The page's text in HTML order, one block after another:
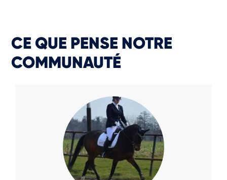
CE QUE PENSE NOTRE
COMMUNAUTÉ